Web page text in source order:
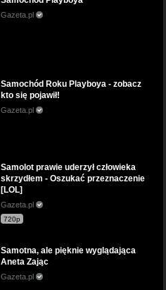
Gazeta.pl
Samochód Roku Playboya - zobacz
kto się pojawił!
Gazeta.pl
Samolot prawie uderzył człowieka
skrzydłem - Oszukać przeznaczenie
[LOL]
Gazeta.pl
720p
Samotna, ale pięknie wyglądająca
Aneta Zając
Gazeta.pl